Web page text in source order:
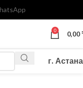
0 0,00
г. Астана